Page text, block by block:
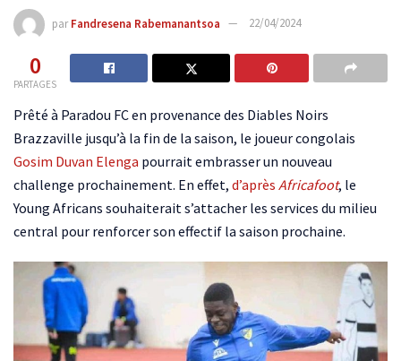
par Fandresena Rabemanantsoa 22/04/2024
0
PARTAGES
Prêté à Paradou FC en provenance des Diables Noirs
Brazzaville jusqu’à la fin de la saison, le joueur congolais
Gosim Duvan Elenga pourrait embrasser un nouveau
challenge prochainement. En effet, d’après Africafoot, le
Young Africans souhaiterait s’attacher les services du milieu
central pour renforcer son effectif la saison prochaine.